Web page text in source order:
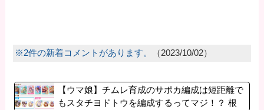
※2件の新着コメントがあります。 （2023/10/02）
【ウマ娘】チムレ育成のサポカ編成は短距離で
もスタチヨドトウを編成するってマジ！？ 根